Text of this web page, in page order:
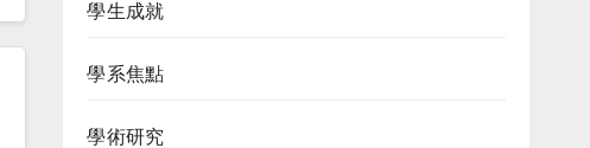
學生成就
學系焦點
學術研究